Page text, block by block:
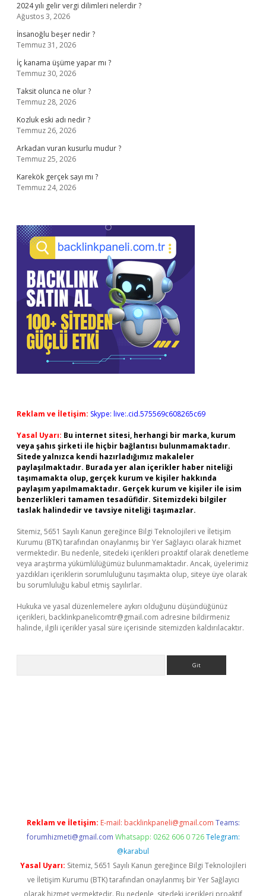
2024 yılı gelir vergi dilimleri nelerdir ?
Ağustos 3, 2026
İnsanoğlu beşer nedir ?
Temmuz 31, 2026
İç kanama üşüme yapar mı ?
Temmuz 30, 2026
Taksit olunca ne olur ?
Temmuz 28, 2026
Kozluk eski adı nedir ?
Temmuz 26, 2026
Arkadan vuran kusurlu mudur ?
Temmuz 25, 2026
Karekök gerçek sayı mı ?
Temmuz 24, 2026
Reklam ve İletişim: Skype: live:.cid.575569c608265c69
Yasal Uyarı: Bu internet sitesi, herhangi bir marka, kurum
veya şahıs şirketi ile hiçbir bağlantısı bulunmamaktadır.
Sitede yalnızca kendi hazırladığımız makaleler
paylaşılmaktadır. Burada yer alan içerikler haber niteliği
taşımamakta olup, gerçek kurum ve kişiler hakkında
paylaşım yapılmamaktadır. Gerçek kurum ve kişiler ile isim
benzerlikleri tamamen tesadüfidir. Sitemizdeki bilgiler
taslak halindedir ve tavsiye niteliği taşımazlar.
Sitemiz, 5651 Sayılı Kanun gereğince Bilgi Teknolojileri ve İletişim
Kurumu (BTK) tarafından onaylanmış bir Yer Sağlayıcı olarak hizmet
vermektedir. Bu nedenle, sitedeki içerikleri proaktif olarak denetleme
veya araştırma yükümlülüğümüz bulunmamaktadır. Ancak, üyelerimiz
yazdıkları içeriklerin sorumluluğunu taşımakta olup, siteye üye olarak
bu sorumluluğu kabul etmiş sayılırlar.
Hukuka ve yasal düzenlemelere aykırı olduğunu düşündüğünüz
içerikleri, backlinkpanelicomtr@gmail.com adresine bildirmeniz
halinde, ilgili içerikler yasal süre içerisinde sitemizden kaldırılacaktır.
Reklam ve İletişim: E-mail: backlinkpaneli@gmail.com Teams:
forumhizmeti@gmail.com Whatsapp: 0262 606 0 726 Telegram:
@karabul
Yasal Uyarı: Sitemiz, 5651 Sayılı Kanun gereğince Bilgi Teknolojileri
ve İletişim Kurumu (BTK) tarafından onaylanmış bir Yer Sağlayıcı
olarak hizmet vermektedir. Bu nedenle, sitedeki içerikleri proaktif